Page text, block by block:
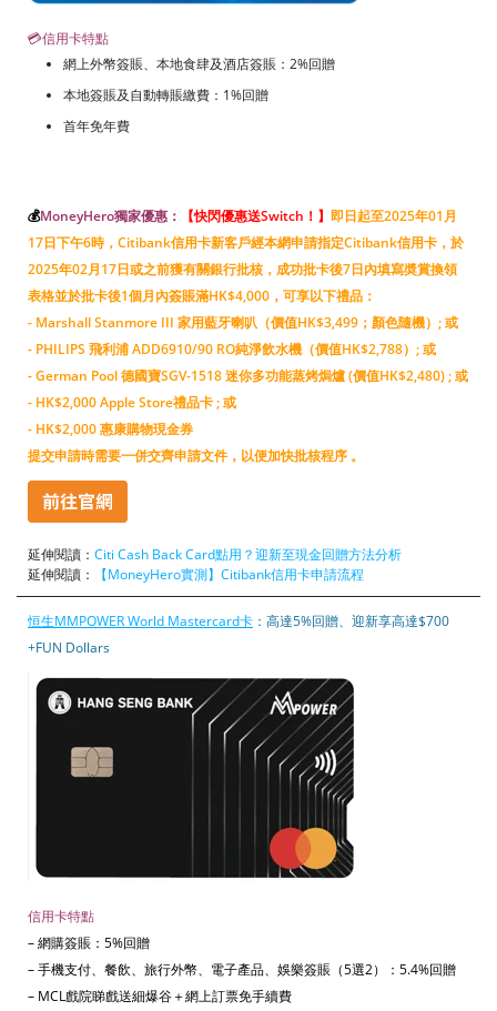
💳信用卡特點
網上外幣簽賬、本地食肆及酒店簽賬：2%回贈
本地簽賬及自動轉賬繳費：1%回贈
首年免年費
💰MoneyHero獨家優惠： 【快閃優惠送Switch！ 】 即日起至2025年01月
17日下午6時，Citibank信用卡新客戶經本網申請指定Citibank信用卡，於
2025年02月17日或之前獲有關銀行批核，成功批卡後7日內填寫奬賞換領
表格並於批卡後1個月內簽賬滿HK$4,000，可享以下禮品：
- Marshall Stanmore III 家用藍牙喇叭（價值HK$3,499；顏色隨機）; 或
- PHILIPS 飛利浦 ADD6910/90 RO純淨飲水機（價值HK$2,788）; 或
- German Pool 德國寶SGV-1518 迷你多功能蒸烤焗爐 (價值HK$2,480) ; 或
- HK$2,000 Apple Store禮品卡 ; 或
- HK$2,000 惠康購物現金券
提交申請時需要一併交齊申請文件，以便加快批核程序 。
延伸閱讀： Citi Cash Back Card點用？迎新至現金回贈方法分析
延伸閱讀：
【MoneyHero實測】Citibank信用卡申請流程
恒生MMPOWER World Mastercard卡 ：高達5%回贈、迎新享高達$700
+FUN Dollars
信用卡特點
– 網購簽賬：5%回贈
– 手機支付、餐飲、旅行外幣、電子產品、娛樂簽賬（5選2）：5.4%回贈
– MCL戲院睇戲送細爆谷＋網上訂票免手續費